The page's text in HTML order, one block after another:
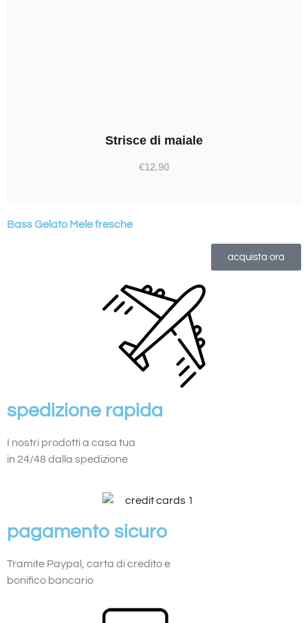
Strisce di maiale
€12.90
Bass Gelato Mele fresche
acquista ora
spedizione rapida
I nostri prodotti a casa tua
in 24/48 dalla spedizione
pagamento sicuro
Tramite Paypal, carta di credito e
bonifico bancario